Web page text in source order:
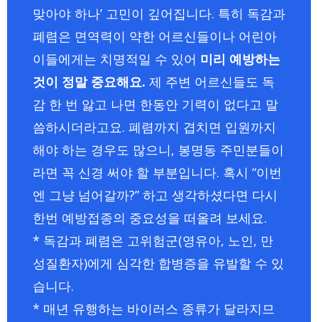
맞아야 하나’ 고민이 깊어집니다. 특히 독감과
폐렴은 면역력이 약한 어르신들이나 어린아
이들에게는 치명적일 수 있어 미리 예방하는
것이 정말 중요해요. 제 주변 어르신들도 독
감 한 번 앓고 나면 한동안 기력이 없다고 말
씀하시더라고요. 폐렴까지 겹치면 입원까지
해야 하는 경우도 많으니, 봉명동 주민분들이
라면 꼭 신경 써야 할 부분입니다. 혹시 “이번
엔 그냥 넘어갈까?” 하고 생각하셨다면 다시
한번 예방접종의 중요성을 떠올려 보세요.
* 독감과 폐렴은 고위험군(영유아, 노인, 만
성질환자)에게 심각한 합병증을 유발할 수 있
습니다.
* 매년 유행하는 바이러스 종류가 달라지므